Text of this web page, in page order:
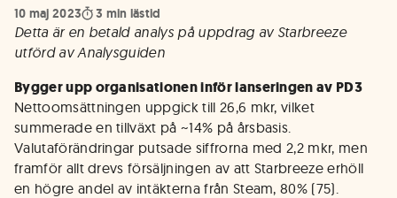
10 maj 2023 3 min lästid
Detta är en betald analys på uppdrag av Starbreeze
utförd av Analysguiden
Bygger upp organisationen inför lanseringen av PD3
Nettoomsättningen uppgick till 26,6 mkr, vilket
summerade en tillväxt på ~14% på årsbasis.
Valutaförändringar putsade siffrorna med 2,2 mkr, men
framför allt drevs försäljningen av att Starbreeze erhöll
en högre andel av intäkterna från Steam, 80% (75).